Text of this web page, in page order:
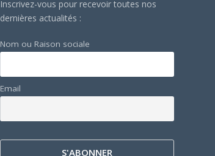
Inscrivez-vous pour recevoir toutes nos
dernières actualités :
Nom ou Raison sociale
Email